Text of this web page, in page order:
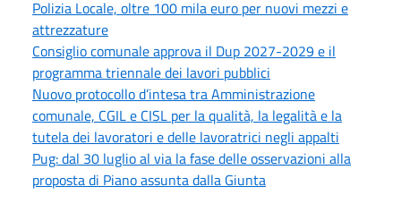
Polizia Locale, oltre 100 mila euro per nuovi mezzi e
attrezzature
Consiglio comunale approva il Dup 2027-2029 e il
programma triennale dei lavori pubblici
Nuovo protocollo d’intesa tra Amministrazione
comunale, CGIL e CISL per la qualità, la legalità e la
tutela dei lavoratori e delle lavoratrici negli appalti
Pug: dal 30 luglio al via la fase delle osservazioni alla
proposta di Piano assunta dalla Giunta